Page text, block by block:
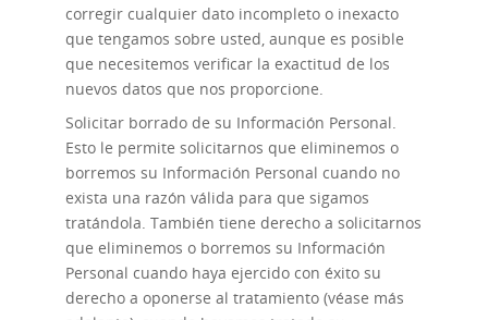
corregir cualquier dato incompleto o inexacto
que tengamos sobre usted, aunque es posible
que necesitemos verificar la exactitud de los
nuevos datos que nos proporcione.
Solicitar borrado de su Información Personal.
Esto le permite solicitarnos que eliminemos o
borremos su Información Personal cuando no
exista una razón válida para que sigamos
tratándola. También tiene derecho a solicitarnos
que eliminemos o borremos su Información
Personal cuando haya ejercido con éxito su
derecho a oponerse al tratamiento (véase más